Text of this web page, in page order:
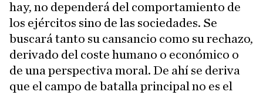
hay, no dependerá del comportamiento de
los ejércitos sino de las sociedades. Se
buscará tanto su cansancio como su rechazo,
derivado del coste humano o económico o
de una perspectiva moral. De ahí se deriva
que el campo de batalla principal no es el